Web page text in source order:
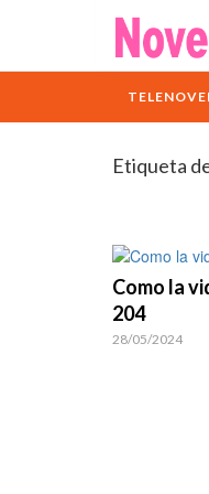
Etiqueta
Como la
204
28/05/2024